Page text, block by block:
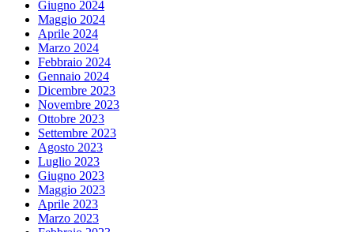
Giugno 2024
Maggio 2024
Aprile 2024
Marzo 2024
Febbraio 2024
Gennaio 2024
Dicembre 2023
Novembre 2023
Ottobre 2023
Settembre 2023
Agosto 2023
Luglio 2023
Giugno 2023
Maggio 2023
Aprile 2023
Marzo 2023